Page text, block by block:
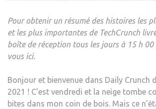
Pour obtenir un résumé des histoires les
et les plus importantes de TechCrunch
boîte de réception tous les jours à 15 h 00
vous ici.
Bonjour et bienvenue dans Daily Crunch
2021 ! C’est vendredi et la neige tombe
bites dans mon coin de bois. Mais ce